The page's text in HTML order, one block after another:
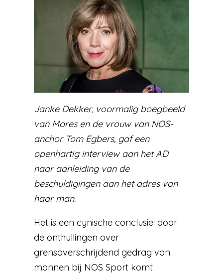
Janke Dekker, voormalig boegbeeld
van Mores en de vrouw van NOS-
anchor Tom Egbers, gaf een
openhartig interview aan het AD
naar aanleiding van de
beschuldigingen aan het adres van
haar man.
Het is een cynische conclusie: door
de onthullingen over
grensoverschrijdend gedrag van
mannen bij NOS Sport komt